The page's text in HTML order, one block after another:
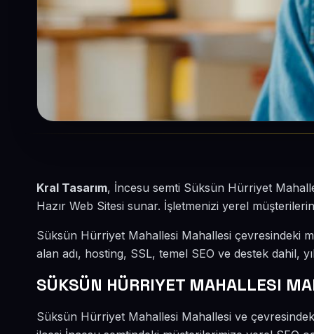
Kral Tasarım, İncesu semti Süksün Hürriyet
Hazır Web Sitesi sunar. İşletmenizi yerel
Süksün Hürriyet Mahallesi Mahallesi çevresindeki
alan adı, hosting, SSL, temel SEO ve destek dahil,
SÜKSÜN HÜRRIYET MAHALLESI
Süksün Hürriyet Mahallesi Mahallesi ve